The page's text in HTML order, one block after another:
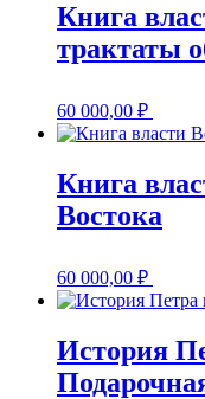
Книга
трактаты
60 000,00 ₽
Книга
Востока
60 000,00 ₽
История